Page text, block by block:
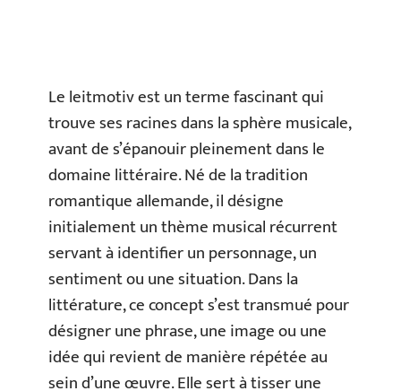
Le leitmotiv est un terme fascinant qui
trouve ses racines dans la sphère musicale,
avant de s’épanouir pleinement dans le
domaine littéraire. Né de la tradition
romantique allemande, il désigne
initialement un thème musical récurrent
servant à identifier un personnage, un
sentiment ou une situation. Dans la
littérature, ce concept s’est transmué pour
désigner une phrase, une image ou une
idée qui revient de manière répétée au
sein d’une œuvre. Elle sert à tisser une